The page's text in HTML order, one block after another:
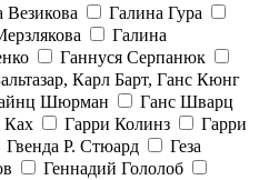
Везикова
Галина Гура
Галина
Ганнуся Серпанюк
Карл Барт, Ганс Кюнг
Шюрман
Ганс Шварц
Ках Гарри Колинз
Гарри
Гвенда Р. Стюард
Геза
Геннадий Гололоб